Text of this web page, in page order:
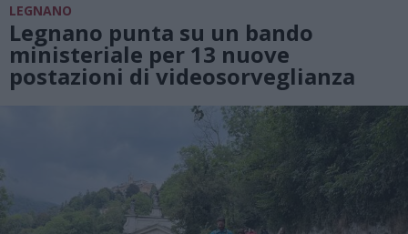
LEGNANO
Legnano punta su un bando
ministeriale per 13 nuove
postazioni di videosorveglianza